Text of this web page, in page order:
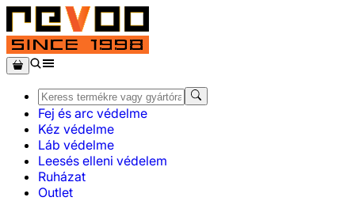
Fej és arc védelme
Kéz védelme
Láb védelme
Leesés elleni védelem
Ruházat
Outlet